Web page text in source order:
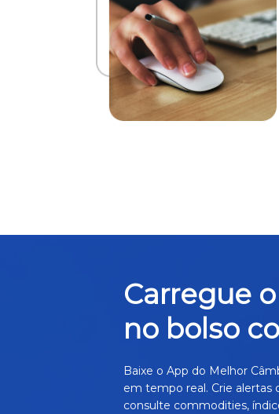
Carregue
no bolso
Baixe o App do Melhor
em tempo real. Crie alertas
consulte commodities,